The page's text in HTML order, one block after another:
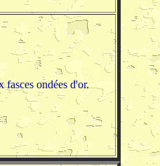
fasces ondées d'or.